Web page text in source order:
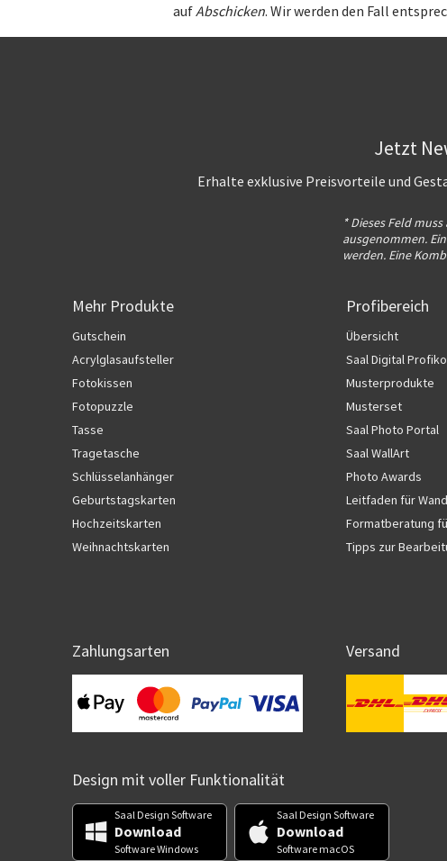
aufAbschicken. Wir werden den Fall
Jetzt
Erhalte exklusive Preisvorteile und
* Dieses Feld
ausgenommen.
werden. Eine
Mehr Produkte
Gutschein
Acrylglasaufsteller
Fotokissen
Fotopuzzle
Tasse
Tragetasche
Schlüsselanhänger
Geburtstagskarten
Hochzeitskarten
Weihnachtskarten
Profibereich
Übersicht
Saal Digital
Musterprodukte
Musterset
Saal Photo Portal
Saal WallArt
Photo Awards
Leitfaden für
Formatberatung
Tipps zur
Zahlungsarten Versand
Design mit voller Funktionalität
Saal Design Software
Download
Software Windows
Saal Design Software
Download
Software macOS